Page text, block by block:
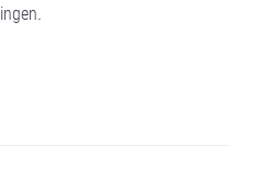
.